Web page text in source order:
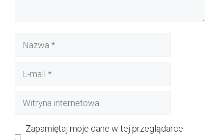
Nazwa
Witryna
Zapamiętaj moje dane w tej przeglądarce